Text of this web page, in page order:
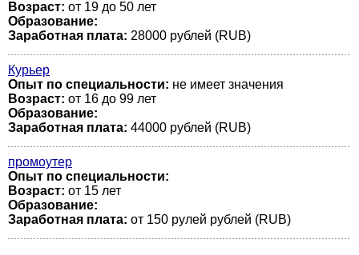
Возраст: от 19 до 50 лет
Образование:
Заработная плата: 28000 рублей (RUB)
Курьер
Опыт по специальности: не имеет значения
Возраст: от 16 до 99 лет
Образование:
Заработная плата: 44000 рублей (RUB)
промоутер
Опыт по специальности:
Возраст: от 15 лет
Образование:
Заработная плата: от 150 рулей рублей (RUB)